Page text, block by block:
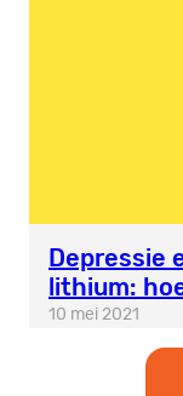
Depressie
lithium:
10 mei 2021